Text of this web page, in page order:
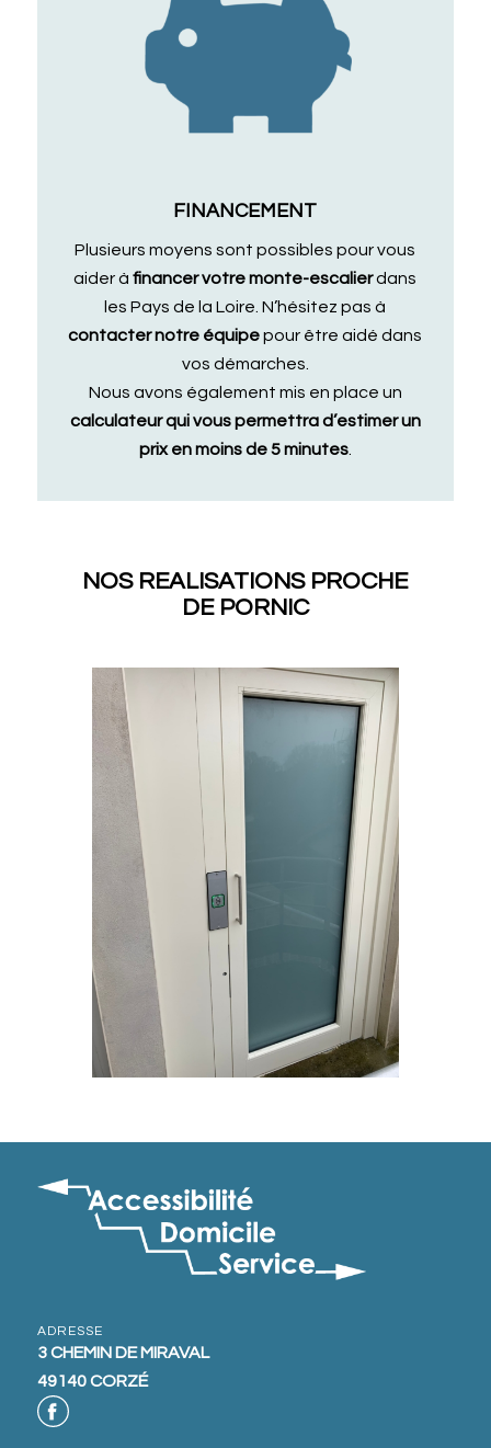
FINANCEMENT
Plusieurs moyens sont possibles pour vous
aider àfinancer votre monte-escalierdans
les Pays de la Loire. N’hésitez pas à
contacter notre équipepour être aidé dans
vos démarches.
Nous avons également mis en place un
calculateur qui vous permettra d’estimer un
prix en moins de 5 minutes.
NOS REALISATIONS PROCHE
DE PORNIC
ADRESSE
3 CHEMIN DE MIRAVAL
49140 CORZÉ